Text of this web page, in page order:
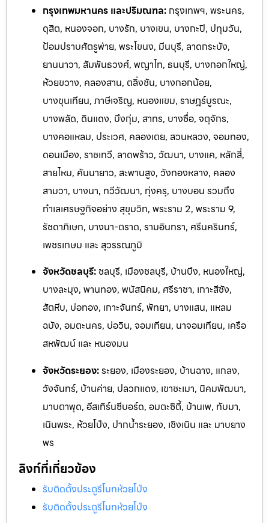
กรุงเทพมหานคร และปริมณฑล: กรุงเทพฯ, พระนคร,
ดุสิต, หนองจอก, บางรัก, บางเขน, บางกะปิ, ปทุมวัน,
ป้อมปราบศัตรูพ่าย, พระโขนง, มีนบุรี, ลาดกระบัง,
ยานนาวา, สัมพันธวงศ์, พญาไท, ธนบุรี, บางกอกใหญ่,
ห้วยขวาง, คลองสาน, ตลิ่งชัน, บางกอกน้อย,
บางขุนเทียน, ภาษีเจริญ, หนองแขม, ราษฎร์บูรณะ,
บางพลัด, ดินแดง, บึงกุ่ม, สาทร, บางซื่อ, จตุจักร,
บางคอแหลม, ประเวศ, คลองเตย, สวนหลวง, จอมทอง,
ดอนเมือง, ราชเทวี, ลาดพร้าว, วัฒนา, บางแค, หลักสี่,
สายไหม, คันนายาว, สะพานสูง, วังทองหลาง, คลอง
สามวา, บางนา, ทวีวัฒนา, ทุ่งครุ, บางบอน รวมถึง
ทำเลเศรษฐกิจอย่าง สุขุมวิท, พระราม 2, พระราม 9,
รัชดาภิเษก, บางนา-ตราด, รามอินทรา, ศรีนครินทร์,
เพชรเกษม และ สุวรรณภูมิ
จังหวัดชลบุรี: ชลบุรี, เมืองชลบุรี, บ้านบึง, หนองใหญ่,
บางละมุง, พานทอง, พนัสนิคม, ศรีราชา, เกาะสีชัง,
สัตหีบ, บ่อทอง, เกาะจันทร์, พัทยา, บางแสน, แหลม
ฉบัง, อมตะนคร, บ่อวิน, จอมเทียน, นาจอมเทียน, เครือ
สหพัฒน์ และ หนองมน
จังหวัดระยอง:ระยอง, เมืองระยอง, บ้านฉาง, แกลง,
วังจันทร์, บ้านค่าย, ปลวกแดง, เขาชะเมา, นิคมพัฒนา,
มาบตาพุด, อีสเทิร์นซีบอร์ด, อมตะซิตี้, บ้านเพ, ทับมา,
เนินพระ, ห้วยโป่ง, ปากน้ำระยอง, เชิงเนิน และ มาบยาง
พร
ลิงก์ที่เกี่ยวข้อง
รับติดตั้งประตูรีโมทห้วยโป่ง
รับติดตั้งประตูรีโมทห้วยโป่ง